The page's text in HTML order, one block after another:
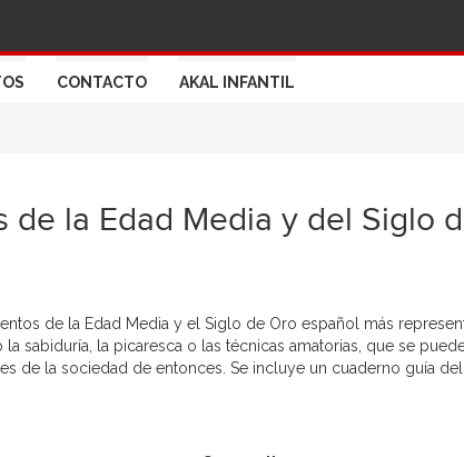
CONTACTO AKAL INFANTIL
de la Edad Media y del Siglo
de la Edad Media y el Siglo de Oro español más
sabiduría, la picaresca o las técnicas amatorias, que se
de la sociedad de entonces. Se incluye un cuaderno guía